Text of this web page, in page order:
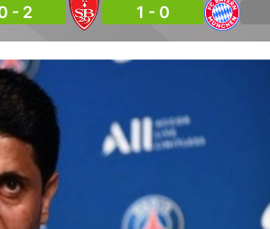
- 2 1 - 0